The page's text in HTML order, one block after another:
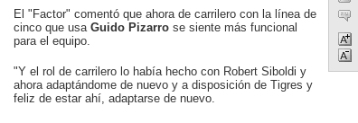
El "Factor" comentó que ahora de carrilero con la línea de
cinco que usaGuido Pizarro se siente más funcional
para el equipo.
"Y el rol de carrilero lo había hecho con Robert Siboldi y
ahora adaptándome de nuevo y a disposición de Tigres y
feliz de estar ahí, adaptarse de nuevo.